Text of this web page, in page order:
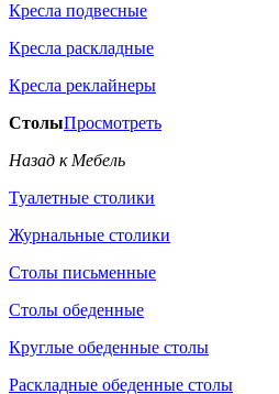
Кресла подвесные
Кресла раскладные
Кресла реклайнеры
СтолыПросмотреть
Назад к Мебель
Туалетные столики
Журнальные столики
Столы письменные
Столы обеденные
Круглые обеденные столы
Раскладные обеденные столы